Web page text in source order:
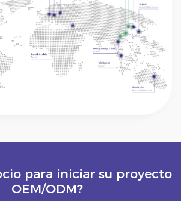
para iniciar su proyecto
OEM/ODM?